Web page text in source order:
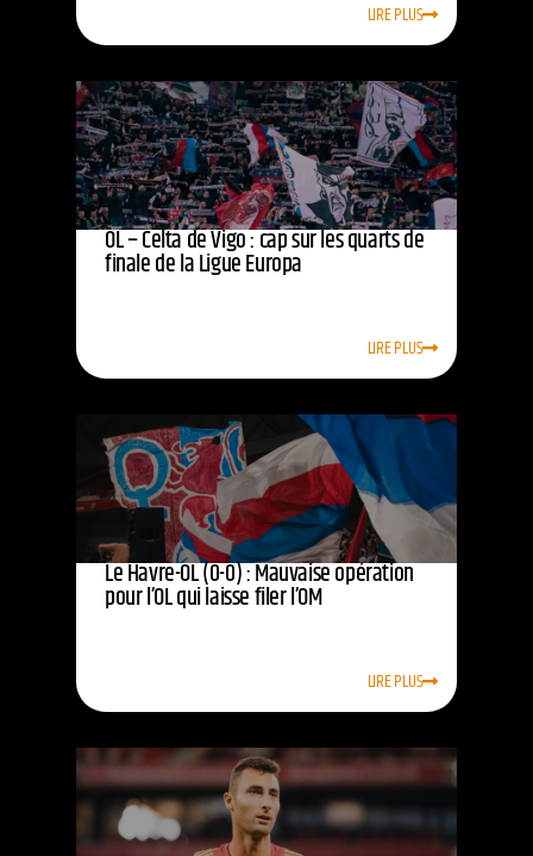
LIRE PLUS
OL – Celta de Vigo : cap sur les quarts de
finale de la Ligue Europa
LIRE PLUS
Le Havre-OL (0-0) : Mauvaise opération
pour l’OL qui laisse filer l’OM
LIRE PLUS